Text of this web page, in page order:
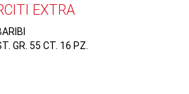
EXTRA
GR. 55 CT. 16 PZ.